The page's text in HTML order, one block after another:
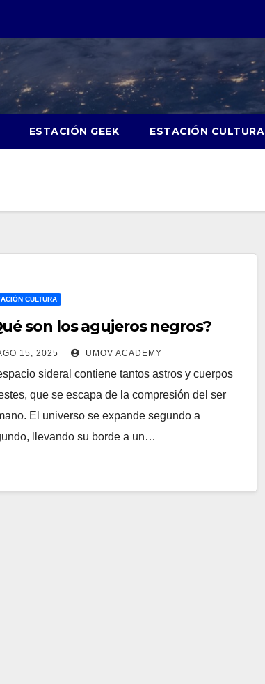
ESTACIÓN GEEK ESTACIÓN CULTURA
CULTURA
son los agujeros negros?
15, 2025 UMOV ACADEMY
sideral contiene tantos astros y cuerpos
que se escapa de la compresión del ser
El universo se expande segundo a
llevando su borde a un…